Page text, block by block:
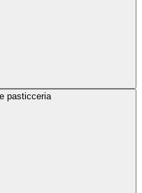
pasticceria